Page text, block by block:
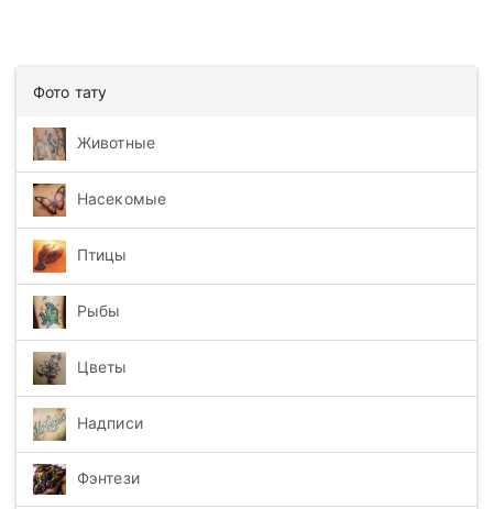
Фото тату
Животные
Насекомые
Птицы
Рыбы
Цветы
Надписи
Фэнтези